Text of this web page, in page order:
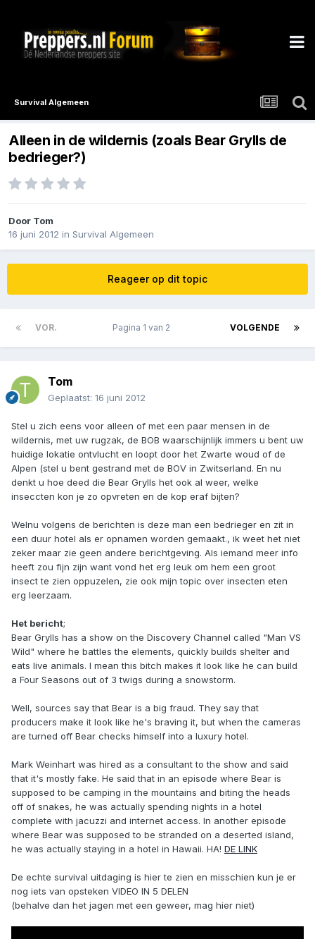
Survival Algemeen
Alleen in de wildernis (zoals Bear Grylls de
bedrieger?)
Door Tom
16 juni 2012 in Survival Algemeen
Reageer op dit topic
VOR. VOLGENDE
Pagina 1 van 2
Tom
Geplaatst: 16 juni 2012
Stel u zich eens voor alleen of met een paar mensen in de
wildernis, met uw rugzak, de BOB waarschijnlijk immers u bent uw
huidige lokatie ontvlucht en loopt door het Zwarte woud of de
Alpen (stel u bent gestrand met de BOV in Zwitserland. En nu
denkt u hoe deed die Bear Grylls het ook al weer, welke
inseccten kon je zo opvreten en de kop eraf bijten?
Welnu volgens de berichten is deze man een bedrieger en zit in
een duur hotel als er opnamen worden gemaakt., ik weet het niet
zeker maar zie geen andere berichtgeving. Als iemand meer info
heeft zou fijn zijn want vond het erg leuk om hem een groot
insect te zien oppuzelen, zie ook mijn topic over insecten eten
erg leerzaam.
Het bericht;
Bear Grylls has a show on the Discovery Channel called "Man VS
Wild" where he battles the elements, quickly builds shelter and
eats live animals. I mean this bitch makes it look like he can build
a Four Seasons out of 3 twigs during a snowstorm.
Well, sources say that Bear is a big fraud. They say that
producers make it look like he's braving it, but when the cameras
are turned off Bear checks himself into a luxury hotel.
Mark Weinhart was hired as a consultant to the show and said
that it's mostly fake. He said that in an episode where Bear is
supposed to be camping in the mountains and biting the heads
off of snakes, he was actually spending nights in a hotel
complete with jacuzzi and internet access. In another episode
where Bear was supposed to be stranded on a deserted island,
he was actually staying in a hotel in Hawaii. HA! DE LINK
De echte survival uitdaging is hier te zien en misschien kun je er
nog iets van opsteken VIDEO IN 5 DELEN
(behalve dan het jagen met een geweer, mag hier niet)